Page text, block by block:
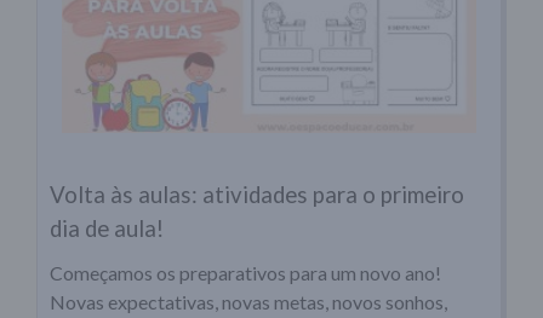
Volta às aulas: atividades para o primeiro
dia de aula!
Começamos os preparativos para um novo ano!
Novas expectativas, novas metas, novos sonhos,